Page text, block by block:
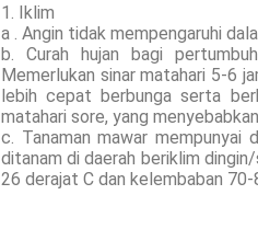
1. Iklim
a . Angin tidak mempengaruhi
b. Curah hujan bagi
Memerlukan sinar matahari 5-6
lebih cepat berbunga serta
matahari sore, yang
c. Tanaman mawar mempunyai
ditanam di daerah beriklim
26 derajat C dan kelembaban 70-